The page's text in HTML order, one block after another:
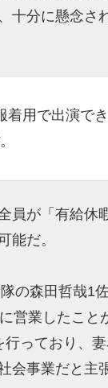
十分に懸念さ
着用で出演で
員が「有給休
能だ。
の森田哲哉1
営業したこと
っており、
会事業だと主